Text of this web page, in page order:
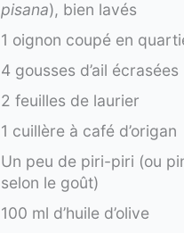
pisana), bien lavés
1 oignon coupé en
4 gousses d’ail écrasées
2 feuilles de laurier
1 cuillère à café d’origan
Un peu de piri-piri (ou
selon le goût)
100 ml d’huile d’olive